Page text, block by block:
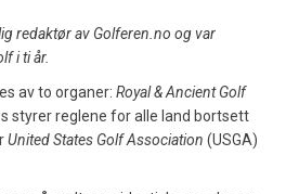
redaktør av Golferen.no og var
i ti år.
av to organer: Royal & Ancient Golf
styrer reglene for alle land bortsett
United States Golf Association (USGA)